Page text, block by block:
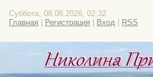
Суббота, 08.08.2026, 02:32
Главная
Регистрация Вход RSS